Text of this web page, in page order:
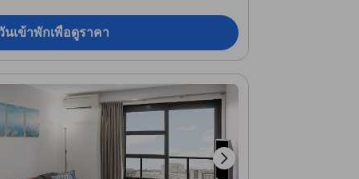
นเข้าพักเพื่อดูราคา